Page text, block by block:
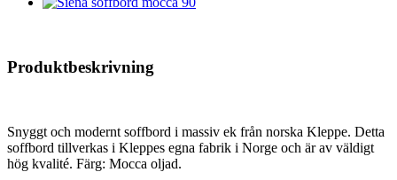
Produktbeskrivning
Snyggt och modernt soffbord i massiv ek från norska Kleppe. Detta
soffbord tillverkas i Kleppes egna fabrik i Norge och är av väldigt
hög kvalité. Färg: Mocca oljad.